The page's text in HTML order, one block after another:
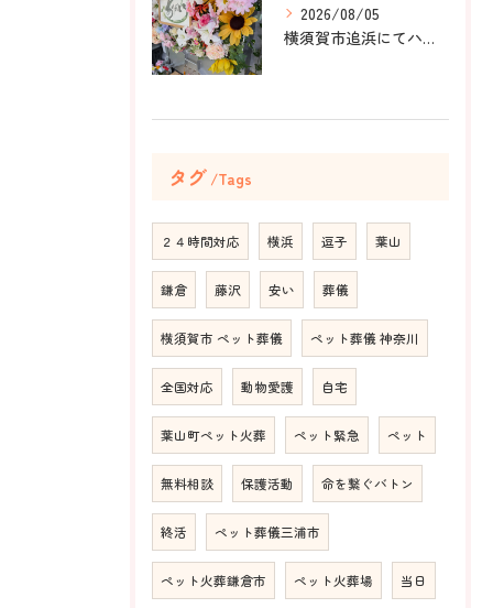
2026/08/05
横須賀市追浜にてハムスターのみかんちゃんのペット火葬のお手伝...
タグ Tags
２４時間対応 横浜 逗子 葉山
鎌倉 藤沢 安い 葬儀
横須賀市 ペット葬儀 ペット葬儀 神奈川
全国対応 動物愛護 自宅
葉山町ペット火葬 ペット緊急 ペット
無料相談 保護活動 命を繋ぐバトン
終活 ペット葬儀三浦市
ペット火葬鎌倉市 ペット火葬場 当日